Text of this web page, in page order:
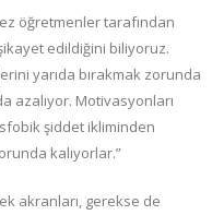
öğretmenler tarafından
edildiğini biliyoruz.
yarıda bırakmak zorunda
azalıyor. Motivasyonları
şiddet ikliminden
kalıyorlar.”
akranları, gerekse de